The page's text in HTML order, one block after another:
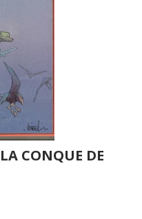
CONQUE DE